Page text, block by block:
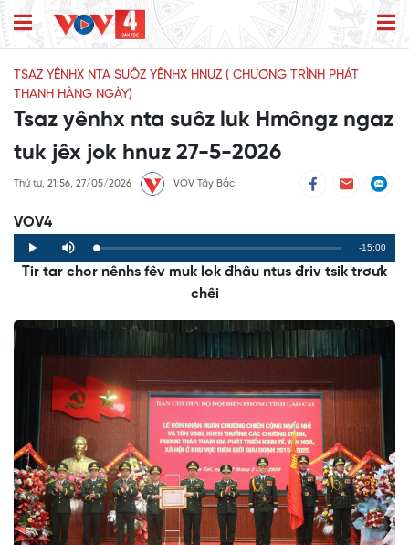
TSAZ YÊNHX NTA SUÔZ YÊNHX HNUZ ( CHƯƠNG TRÌNH PHÁT
THANH HÀNG NGÀY)
Tsaz yênhx nta suôz luk Hmôngz ngaz
tuk jêx jok hnuz 27-5-2026
Thứ tư, 21:56, 27/05/2026 VOV Tây Bắc
VOV4
Play Mute Loaded:
0%
Progress:
0%
Remaining
Time
-15:00
Tir tar chor nênhs fêv muk lok đhâu ntus đriv tsik trơưk
chêi